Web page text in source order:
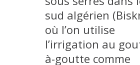
THESES IN PROGRESS
PRODUCTION
METHODS AND TOOLS
sud algérien
où l’on utilise
l’irrigation au
à-goutte comme